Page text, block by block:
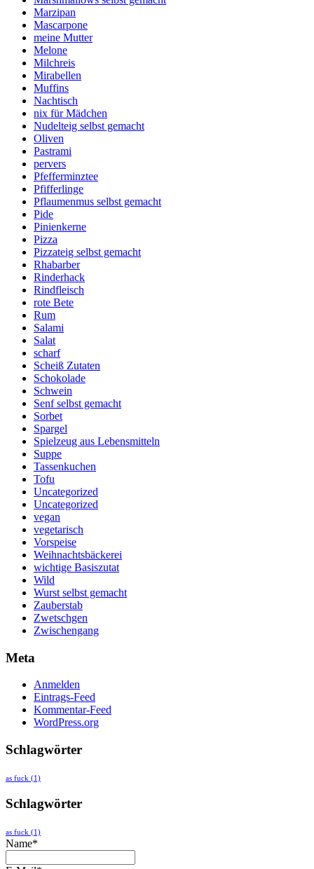
Marzipan
Mascarpone
meine Mutter
Melone
Milchreis
Mirabellen
Muffins
Nachtisch
nix für Mädchen
Nudelteig selbst gemacht
Oliven
Pastrami
pervers
Pfefferminztee
Pfifferlinge
Pflaumenmus selbst gemacht
Pide
Pinienkerne
Pizza
Pizzateig selbst gemacht
Rhabarber
Rinderhack
Rindfleisch
rote Bete
Rum
Salami
Salat
scharf
Scheiß Zutaten
Schokolade
Schwein
Senf selbst gemacht
Sorbet
Spargel
Spielzeug aus Lebensmitteln
Suppe
Tassenkuchen
Tofu
Uncategorized
Uncategorized
vegan
vegetarisch
Vorspeise
Weihnachtsbäckerei
wichtige Basiszutat
Wild
Wurst selbst gemacht
Zauberstab
Zwetschgen
Zwischengang
Meta
Anmelden
Eintrags-Feed
Kommentar-Feed
WordPress.org
Schlagwörter
as fuck (1)
Schlagwörter
as fuck (1)
Name*